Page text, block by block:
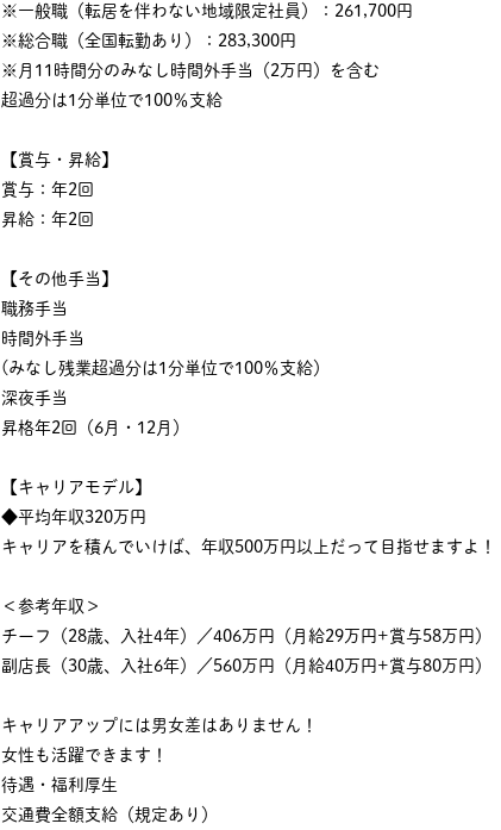
※一般職（転居を伴わない地域限定社員）：261,700円
※総合職（全国転勤あり）：283,300円
※月11時間分のみなし時間外手当（2万円）を含む
超過分は1分単位で100％支給
【賞与・昇給】
賞与：年2回
昇給：年2回
【その他手当】
職務手当
時間外手当
(みなし残業超過分は1分単位で100％支給）
深夜手当
昇格年2回（6月・12月）
【キャリアモデル】
◆平均年収320万円
キャリアを積んでいけば、年収500万円以上だって目指せますよ！
＜参考年収＞
チーフ（28歳、入社4年）／406万円（月給29万円+賞与58万円）
副店長（30歳、入社6年）／560万円（月給40万円+賞与80万円）
キャリアアップには男女差はありません！
女性も活躍できます！
待遇・福利厚生
交通費全額支給（規定あり）